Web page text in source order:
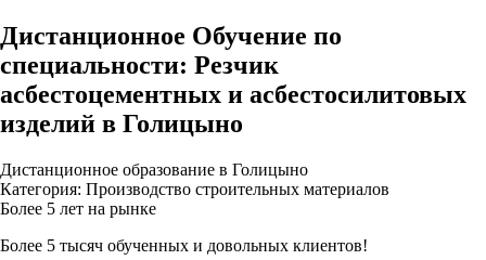
Дистанционное Обучение по
специальности: Резчик
асбестоцементных и асбестосилитовых
изделий в Голицыно
Дистанционное образование в Голицыно
Категория: Производство строительных материалов
Более 5 лет на рынке
Более 5 тысяч обученных и довольных клиентов!